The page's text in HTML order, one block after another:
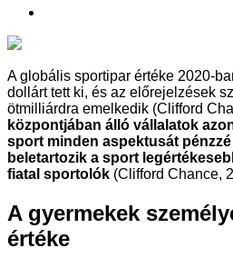
A globális sportipar értéke 2020-
dollárt tett ki, és az előrejelzések
ötmilliárdra emelkedik (Clifford
központjában álló vállalatok
sport minden aspektusát
beletartozik a sport
fiatal sportolók (Clifford Chance,
A gyermekek
értéke